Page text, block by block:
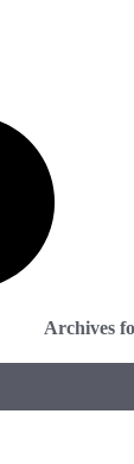
Archives